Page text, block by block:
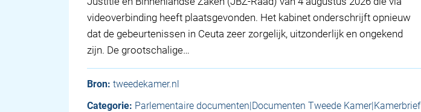
videoverbinding heeft plaatsgevonden. Het kabinet onderschrijft opnieuw
dat de gebeurtenissen in Ceuta zeer zorgelijk, uitzonderlijk en ongekend
zijn. De grootschalige…
Bron: tweedekamer.nl
Categorie: Parlementaire documenten|Documenten Tweede Kamer|Kamerbrief